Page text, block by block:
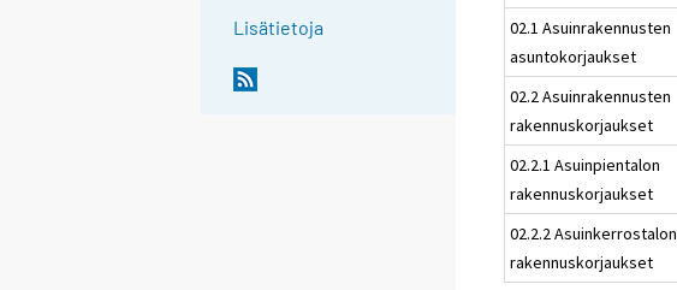
Lisätietoja
02.1 Asuinrakennusten
asuntokorjaukset
02.2 Asuinrakennusten
rakennuskorjaukset
02.2.1 Asuinpientalon
rakennuskorjaukset
02.2.2 Asuinkerrostalon
rakennuskorjaukset